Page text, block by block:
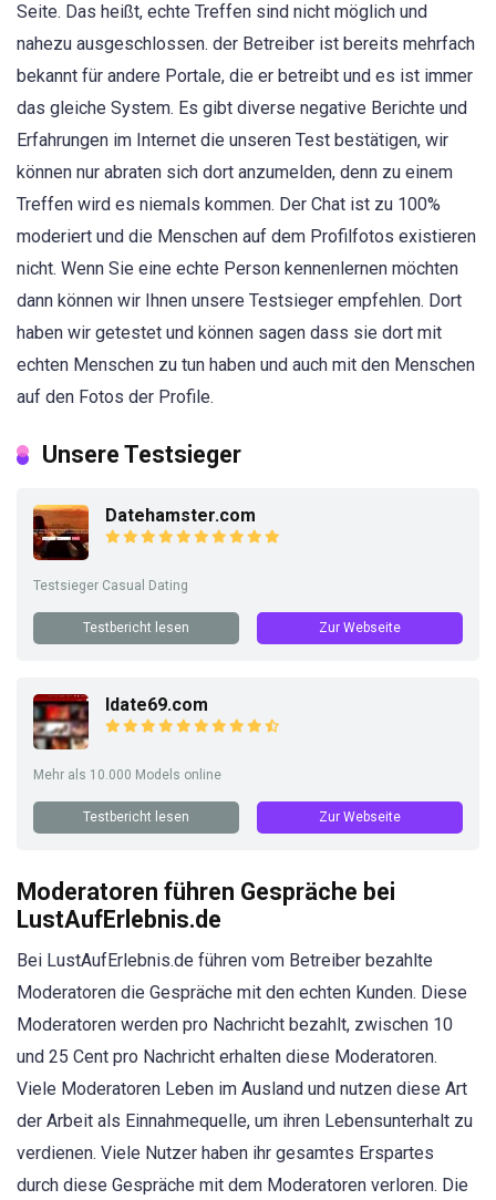
Seite. Das heißt, echte Treffen sind nicht möglich und
nahezu ausgeschlossen. der Betreiber ist bereits mehrfach
bekannt für andere Portale, die er betreibt und es ist immer
das gleiche System. Es gibt diverse negative Berichte und
Erfahrungen im Internet die unseren Test bestätigen, wir
können nur abraten sich dort anzumelden, denn zu einem
Treffen wird es niemals kommen. Der Chat ist zu 100%
moderiert und die Menschen auf dem Profilfotos existieren
nicht. Wenn Sie eine echte Person kennenlernen möchten
dann können wir Ihnen unsere Testsieger empfehlen. Dort
haben wir getestet und können sagen dass sie dort mit
echten Menschen zu tun haben und auch mit den Menschen
auf den Fotos der Profile.
Unsere Testsieger
Datehamster.com
Testsieger Casual Dating
Testbericht lesen Zur Webseite
Idate69.com
Mehr als 10.000 Models online
Testbericht lesen Zur Webseite
Moderatoren führen Gespräche bei
LustAufErlebnis.de
Bei LustAufErlebnis.de führen vom Betreiber bezahlte
Moderatoren die Gespräche mit den echten Kunden. Diese
Moderatoren werden pro Nachricht bezahlt, zwischen 10
und 25 Cent pro Nachricht erhalten diese Moderatoren.
Viele Moderatoren Leben im Ausland und nutzen diese Art
der Arbeit als Einnahmequelle, um ihren Lebensunterhalt zu
verdienen. Viele Nutzer haben ihr gesamtes Erspartes
durch diese Gespräche mit dem Moderatoren verloren. Die